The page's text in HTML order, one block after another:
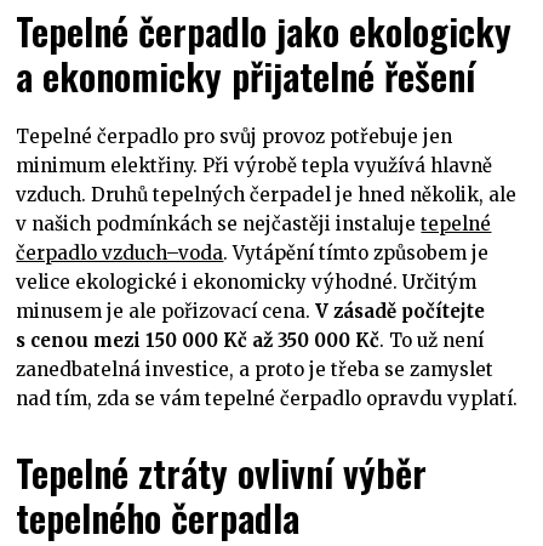
Tepelné čerpadlo jako ekologicky
a ekonomicky přijatelné řešení
Tepelné čerpadlo pro svůj provoz potřebuje jen
minimum elektřiny. Při výrobě tepla využívá hlavně
vzduch. Druhů tepelných čerpadel je hned několik, ale
v našich podmínkách se nejčastěji instalujetepelné
čerpadlo vzduch–voda. Vytápění tímto způsobem je
velice ekologické i ekonomicky výhodné. Určitým
minusem je ale pořizovací cena.V zásadě počítejte
s cenou mezi 150 000 Kč až 350 000 Kč. To už není
zanedbatelná investice, a proto je třeba se zamyslet
nad tím, zda se vám tepelné čerpadlo opravdu vyplatí.
Tepelné ztráty ovlivní výběr
tepelného čerpadla